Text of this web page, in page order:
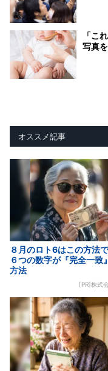
「こ
写真
オススメ記事
８月のロト6はこの方法
６つの数字が『完全一致
方法
[PR]株式